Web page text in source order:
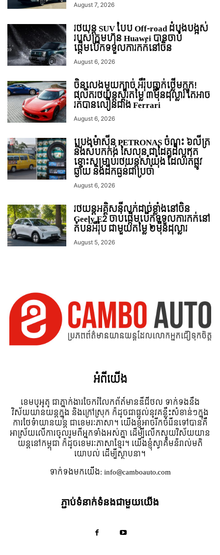
August 7, 2026
រថយន្ត SUV បែប Off-road ដំបូងបង្អស់
របស់ក្រុមហ៊ុន Huawei បានចាប់
ផ្តើមបើកទទួលការកក់នៅចិន
August 6, 2026
ចិនលេងមួយក្បាច់ អឺរ៉ុបធ្លាក់ថ្លើមក្តុក!
ផលិតរថយន្តស្ព័រតម្លៃ ៣ម៉ឺនដុល្លារ តែអាច
រត់បានលឿនជាង Ferrari
August 6, 2026
ប្រេងម៉ាស៊ីន PETRONAS ចំណុះ ៦លីត្រ
និងសំបកកង់ សៃលុន ជាដៃគូដ៏ល្អឥត
ខ្ចោះសម្រាប់រថយន្តសាំយ៉ុង ដែលរត់ផ្លូវ
ឆ្ងាយ និងដឹកធ្ងន់ជាប្រចាំ
August 6, 2026
រថយន្ដអគ្គិសនីលក់ដាច់ខ្លាំងនៅចិន
Geely E2 ចាប់ផ្តើមបើកទទួលការកក់នៅ
តំបន់អឺរ៉ុប ជាមួយតម្លៃ ២ម៉ឺនដុល្លារ
August 5, 2026
អំពី​យើង
ខេមបូអូតូ ជាភ្នាក់ងារចែករំលែកព័ត៍មានឌីជីថល ទាក់ទងនឹង
វិស័យយានយន្តក្នុង និងក្រៅស្រុក ក៏ដូចជាផ្តល់នូវគន្លឹះសំខាន់ៗក្នុង
ការថែទំាយានយន្ត ជាខេមរៈភាសា។ យើងខ្ញុំអាចរីកចំរើនទៅបានគឺ
អាស្រ័យលើការចូលរួមពីអ្នកទាំងអស់គ្នា ដើម្បីលើកស្ទួយវិស័យយាន
យន្តនៅកម្ពុជា ក៏ដូចខេមរៈភាសាខ្មែរ។ យើងខ្ញុំស្វាគមន៌រាល់មតិ
យោបល់ ដើម្បីស្ថាបនា។
ទាក់ទង​មក​យើង:info@camboauto.com
ភ្ជាប់ទំនាក់ទំនងជាមួយយើង